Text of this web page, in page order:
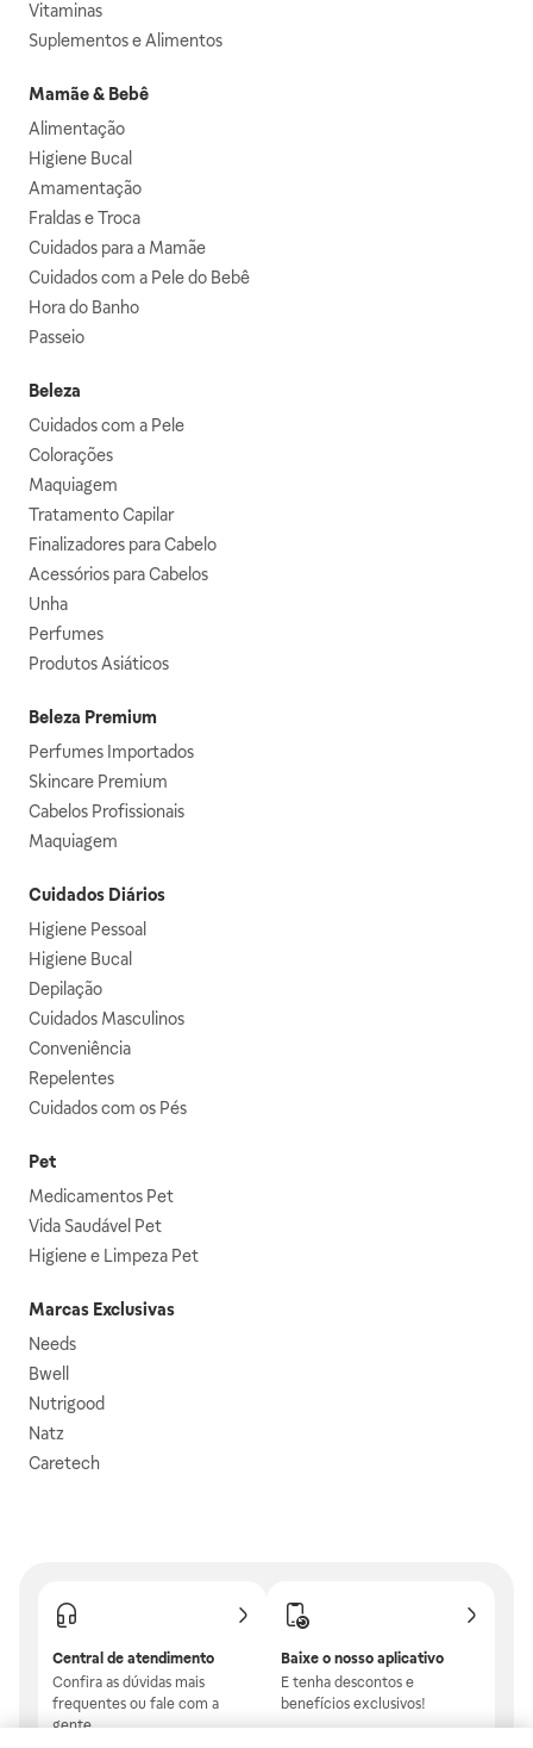
Vitaminas
Suplementos e Alimentos
Mamãe & Bebê
Alimentação
Higiene Bucal
Amamentação
Fraldas e Troca
Cuidados para a Mamãe
Cuidados com a Pele do Bebê
Hora do Banho
Passeio
Beleza
Cuidados com a Pele
Colorações
Maquiagem
Tratamento Capilar
Finalizadores para Cabelo
Acessórios para Cabelos
Unha
Perfumes
Produtos Asiáticos
Beleza Premium
Perfumes Importados
Skincare Premium
Cabelos Profissionais
Maquiagem
Cuidados Diários
Higiene Pessoal
Higiene Bucal
Depilação
Cuidados Masculinos
Conveniência
Repelentes
Cuidados com os Pés
Pet
Medicamentos Pet
Vida Saudável Pet
Higiene e Limpeza Pet
Marcas Exclusivas
Needs
Bwell
Nutrigood
Natz
Caretech
Central de atendimento
Confira as dúvidas mais
frequentes ou fale com a
gente.
Baixe o nosso aplicativo
E tenha descontos e
benefícios exclusivos!